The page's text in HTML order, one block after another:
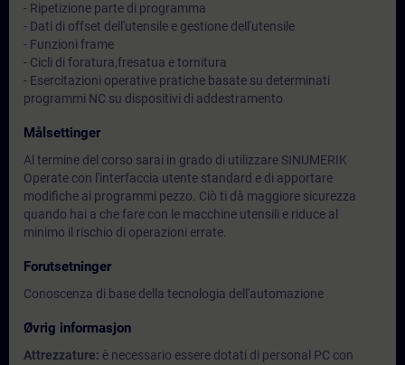
- Ripetizione parte di programma
- Dati di offset dell'utensile e gestione dell'utensile
- Funzioni frame
- Cicli di foratura,fresatua e tornitura
- Esercitazioni operative pratiche basate su determinati
programmi NC su dispositivi di addestramento
Målsettinger
Al termine del corso sarai in grado di utilizzare SINUMERIK
Operate con l'interfaccia utente standard e di apportare
modifiche ai programmi pezzo. Ciò ti dà maggiore sicurezza
quando hai a che fare con le macchine utensili e riduce al
minimo il rischio di operazioni errate.
Forutsetninger
Conoscenza di base della tecnologia dell'automazione
Øvrig informasjon
Attrezzature: è necessario essere dotati di personal PC con